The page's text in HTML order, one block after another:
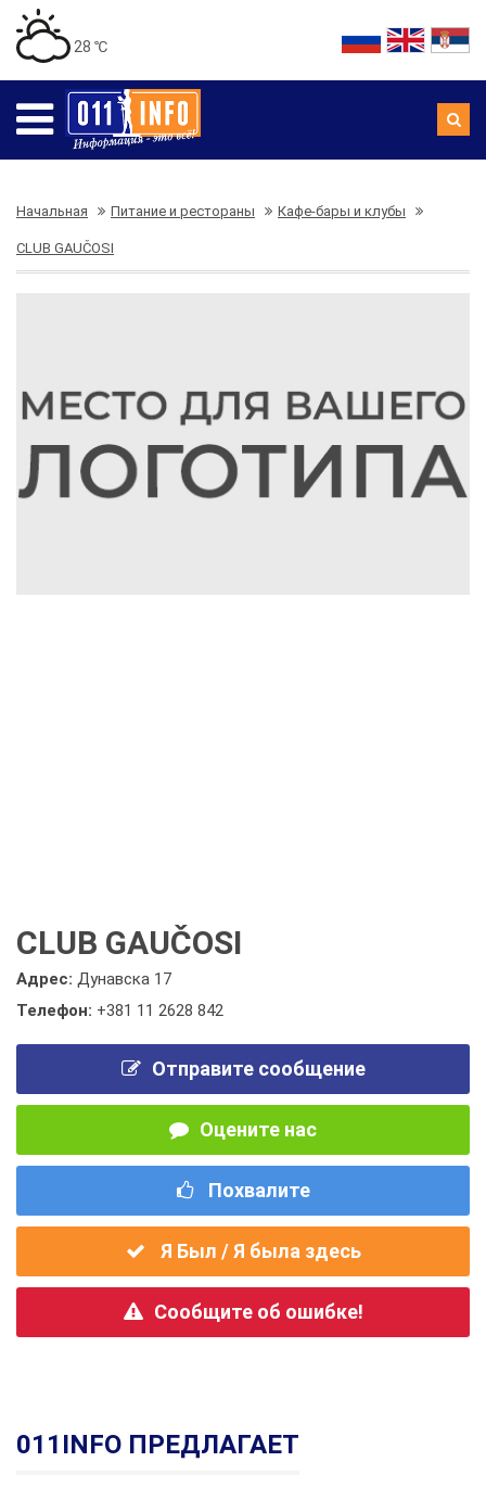
28 ℃
Начальная Питание и рестораны Кафе-бары и клубы
CLUB GAUČOSI
CLUB GAUČOSI
Адрес: Дунавска 17
Телефон: +381 11 2628 842
Отправите сообщение
Оцените нас
Похвалите
Я Был / Я была здесь
Сообщите об ошибке!
011INFO ПРЕДЛАГАЕТ